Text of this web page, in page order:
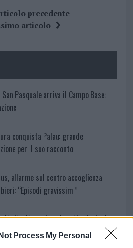
Process My Personal
at
s
p
a
re
precedente
articolo
Pasquale arriva il Campo Base:
conquista Palau: grande
per il suo racconto
allarme sul centro accoglienza
“Episodi gravissimi”
clienti svuotano le suite: furto da
resort